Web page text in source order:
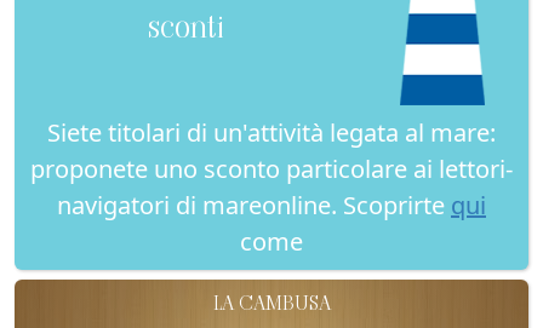
sconti
Siete titolari di un'attività legata al mare:
proponete uno sconto particolare ai lettori-
navigatori di mareonline. Scoprirte qui
come
LA CAMBUSA